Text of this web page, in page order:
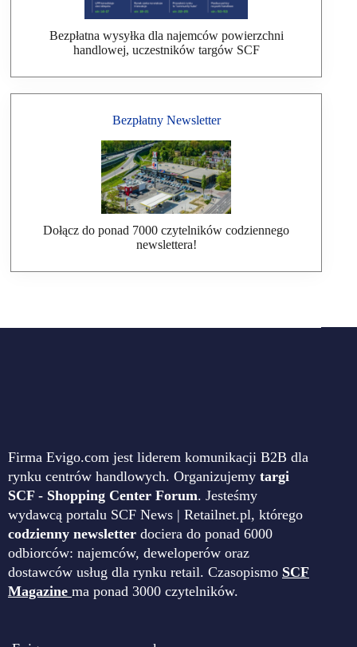
Bezpłatna wysyłka dla najemców powierzchni
handlowej, uczestników targów SCF
Bezpłatny Newsletter
Dołącz do ponad 7000 czytelników codziennego
newslettera!
Firma Evigo.com jest liderem komunikacji B2B dla
rynku centrów handlowych. Organizujemy targi
SCF - Shopping Center Forum. Jesteśmy
wydawcą portalu SCF News | Retailnet.pl, którego
codzienny newsletter dociera do ponad 6000
odbiorców: najemców, deweloperów oraz
dostawców usług dla rynku retail. Czasopismo SCF
Magazine ma ponad 3000 czytelników.